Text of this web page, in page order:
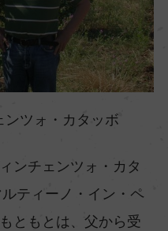
ンツォ・カタッボ
ンチェンツォ・カタ
ティーノ・イン・ペ
ともとは、父から受